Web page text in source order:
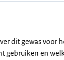
dit gewas voor
gebruiken en